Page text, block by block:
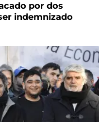
por dos
indemnizado